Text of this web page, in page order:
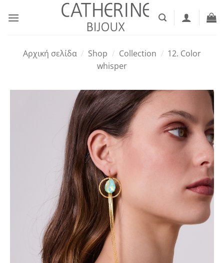
στο
Αρχική σελίδα / Shop / Collection / 12. Color
whisper